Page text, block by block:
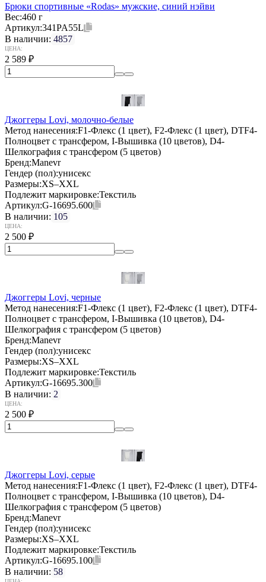
Брюки спортивные «Rodas» мужские, синий нэйви
Вес:460 г
Артикул:341PA55L
В наличии: 4857
ЦЕНА:
2 589 ₽
Джоггеры Lovi, молочно-белые
Метод нанесения:F1-Флекс (1 цвет), F2-Флекс (1 цвет), DTF4-
Полноцвет с трансфером, I-Вышивка (10 цветов), D4-
Шелкография с трансфером (5 цветов)
Бренд:Manevr
Гендер (пол):унисекс
Размеры:XS–XXL
Подлежит маркировке:Текстиль
Артикул:G-16695.600
В наличии: 105
ЦЕНА:
2 500 ₽
Джоггеры Lovi, черные
Метод нанесения:F1-Флекс (1 цвет), F2-Флекс (1 цвет), DTF4-
Полноцвет с трансфером, I-Вышивка (10 цветов), D4-
Шелкография с трансфером (5 цветов)
Бренд:Manevr
Гендер (пол):унисекс
Размеры:XS–XXL
Подлежит маркировке:Текстиль
Артикул:G-16695.300
В наличии: 2
ЦЕНА:
2 500 ₽
Джоггеры Lovi, серые
Метод нанесения:F1-Флекс (1 цвет), F2-Флекс (1 цвет), DTF4-
Полноцвет с трансфером, I-Вышивка (10 цветов), D4-
Шелкография с трансфером (5 цветов)
Бренд:Manevr
Гендер (пол):унисекс
Размеры:XS–XXL
Подлежит маркировке:Текстиль
Артикул:G-16695.100
В наличии: 58